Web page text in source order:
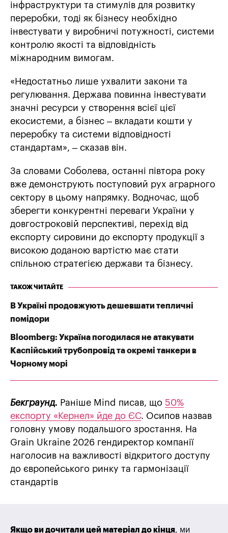
інфраструктури та стимулів для розвитку
переробки, тоді як бізнесу необхідно
інвестувати у виробничі потужності, системи
контролю якості та відповідність
міжнародним вимогам.
«Недостатньо лише ухвалити закони та
регулювання. Держава повинна інвестувати
значні ресурси у створення всієї цієї
екосистеми, а бізнес – вкладати кошти у
переробку та системи відповідності
стандартам», – сказав він.
За словами Соболева, останні півтора року
вже демонструють поступовий рух аграрного
сектору в цьому напрямку. Водночас, щоб
зберегти конкурентні переваги України у
довгостроковій перспективі, перехід від
експорту сировини до експорту продукції з
високою доданою вартістю має стати
спільною стратегією держави та бізнесу.
ТАКОЖ ЧИТАЙТЕ
В Україні продовжують дешевшати тепличні
помідори
Bloomberg: Україна погодилася не атакувати
Каспійський трубопровід та окремі танкери в
Чорному морі
Бекграунд. Раніше Mind писав, що 50%
експорту «Кернел» йде до ЄС. Осипов назвав
головну умову подальшого зростання. На
Grain Ukraine 2026 гендиректор компанії
наголосив на важливості відкритого доступу
до європейського ринку та гармонізації
стандартів
Якщо ви дочитали цей матеріал до кінця, ми